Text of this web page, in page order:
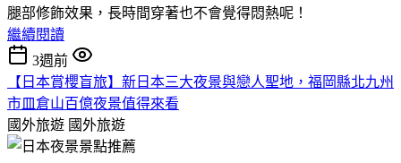
腿部修飾效果，長時間穿著也不會覺得悶熱呢！
繼續閱讀
3週前
【日本賞櫻盲旅】新日本三大夜景與戀人聖地，福岡縣北九州
市皿倉山百億夜景值得來看
國外旅遊 國外旅遊